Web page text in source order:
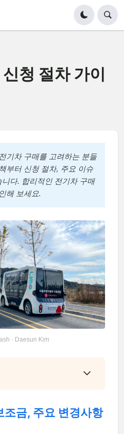
청 절차 가이
기차 구매를 고려하는 분들
부터 신청 절차, 주요 이슈
다. 합리적인 전기차 구매
해 보세요.
· Daesun Kim
금, 주요 변경사항